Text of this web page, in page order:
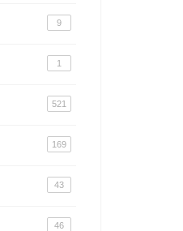
9
1
521
169
43
46